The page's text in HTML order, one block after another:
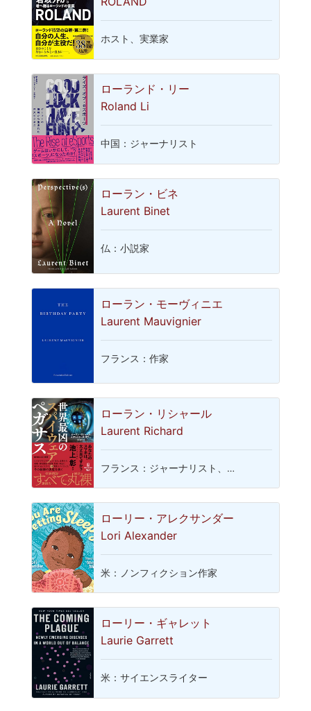
ホスト、実業家
ローランド・リー
Roland Li
中国：ジャーナリスト
ローラン・ビネ
Laurent Binet
仏：小説家
ローラン・モーヴィニエ
Laurent Mauvignier
フランス：作家
ローラン・リシャール
Laurent Richard
フランス：ジャーナリスト、…
ローリー・アレクサンダー
Lori Alexander
米：ノンフィクション作家
ローリー・ギャレット
Laurie Garrett
米：サイエンスライター